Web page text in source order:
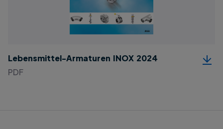
Lebensmittel-Armaturen INOX 2024
PDF